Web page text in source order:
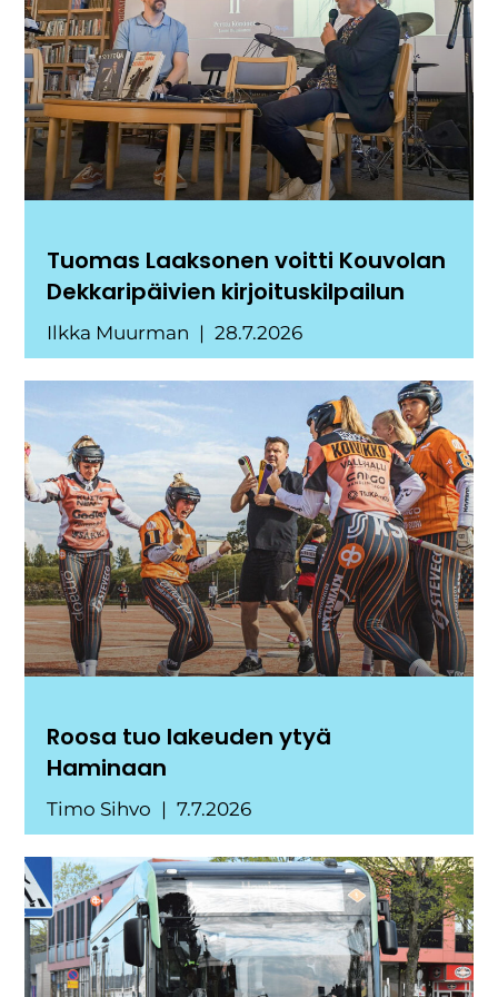
Tuomas Laaksonen voitti Kouvolan
Dekkaripäivien kirjoituskilpailun
Ilkka Muurman 28.7.2026
Roosa tuo lakeuden ytyä
Haminaan
Timo Sihvo 7.7.2026